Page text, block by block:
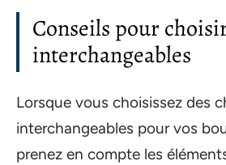
Conseils pour
interchangeables
Lorsque vous choisissez des
interchangeables pour vos
prenez en compte les